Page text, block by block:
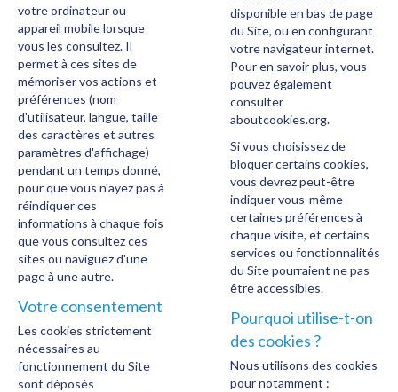
votre ordinateur ou
appareil mobile lorsque
vous les consultez. Il
permet à ces sites de
mémoriser vos actions et
préférences (nom
d'utilisateur, langue, taille
des caractères et autres
paramètres d'affichage)
pendant un temps donné,
pour que vous n'ayez pas à
réindiquer ces
informations à chaque fois
que vous consultez ces
sites ou naviguez d'une
page à une autre.
Votre consentement
Les cookies strictement
nécessaires au
fonctionnement du Site
sont déposés
disponible en bas de page
du Site, ou en configurant
votre navigateur internet.
Pour en savoir plus, vous
pouvez également
consulter
aboutcookies.org.
Si vous choisissez de
bloquer certains cookies,
vous devrez peut-être
indiquer vous-même
certaines préférences à
chaque visite, et certains
services ou fonctionnalités
du Site pourraient ne pas
être accessibles.
Pourquoi utilise-t-on
des cookies ?
Nous utilisons des cookies
pour notamment :